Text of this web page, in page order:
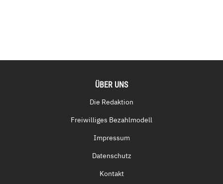
ÜBER UNS
Die Redaktion
Freiwilliges Bezahlmodell
Impressum
Datenschutz
Kontakt